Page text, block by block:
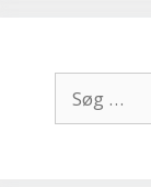
efter: